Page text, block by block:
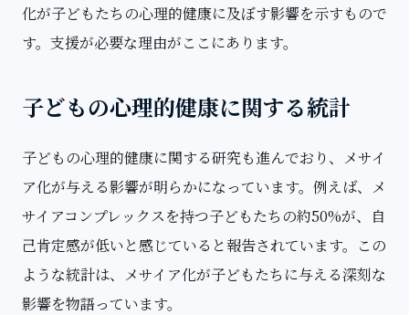
化が子どもたちの心理的健康に及ぼす影響を示すもので
す。支援が必要な理由がここにあります。
子どもの心理的健康に関する統計
子どもの心理的健康に関する研究も進んでおり、メサイ
ア化が与える影響が明らかになっています。例えば、メ
サイアコンプレックスを持つ子どもたちの約50%が、自
己肯定感が低いと感じていると報告されています。この
ような統計は、メサイア化が子どもたちに与える深刻な
影響を物語っています。